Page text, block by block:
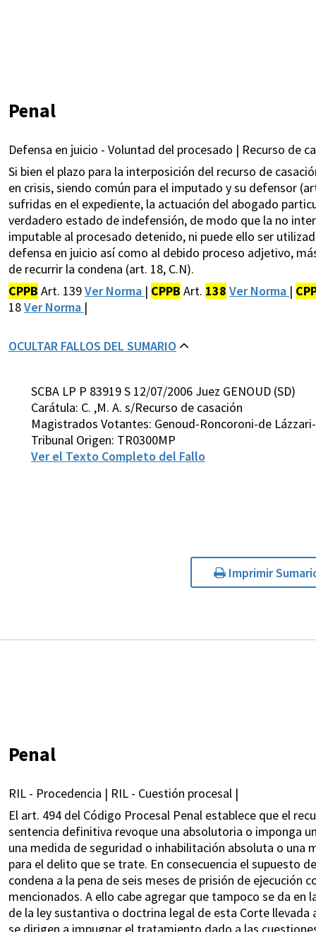
Penal
Defensa en juicio - Voluntad del procesado | Recurso de
Si bien el plazo para la interposición del recurso de
en crisis, siendo común para el imputado y su defensor
sufridas en el expediente, la actuación del abogado
verdadero estado de indefensión, de modo que la no
imputable al procesado detenido, ni puede ello ser
defensa en juicio así como al debido proceso adjetivo,
de recurrir la condena (art. 18, C.N).
CPPB Art. 139Ver Norma | CPPB Art. 138 Ver Norma |
18Ver Norma |
OCULTAR FALLOS DEL SUMARIO
SCBA LP P 83919 S 12/07/2006 Juez GENOUD (SD)
Carátula: C. ,M. A. s/Recurso de casación
Magistrados Votantes: Genoud-Roncoroni-de
Tribunal Origen: TR0300MP
Ver el Texto Completo del Fallo
Imprimir
Penal
RIL - Procedencia | RIL - Cuestión procesal |
El art. 494 del Código Procesal Penal establece que el
sentencia definitiva revoque una absolutoria o imponga
una medida de seguridad o inhabilitación absoluta o
para el delito que se trate. En consecuencia el supuesto
condena a la pena de seis meses de prisión de ejecución
mencionados. A ello cabe agregar que tampoco se da en
de la ley sustantiva o doctrina legal de esta Corte llevada